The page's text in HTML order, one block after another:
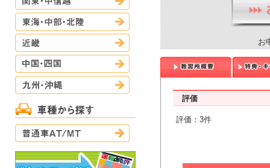
中国・四国
九州・沖縄
お
評価
評価：3件